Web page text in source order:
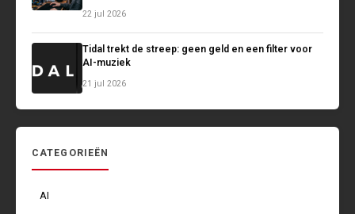
22 jul 2026
Tidal trekt de streep: geen geld en een filter voor
AI-muziek
21 jul 2026
CATEGORIEËN
AI